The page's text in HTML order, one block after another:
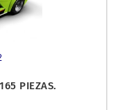
PIEZAS.